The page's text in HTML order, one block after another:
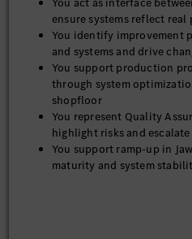
ensure systems reflect
You identify improvement
and systems and drive
You support production
through system
shopfloor
You represent Quality
highlight risks and
You support ramp-up in
maturity and system